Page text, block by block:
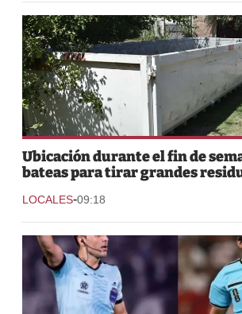
Ubicación durante el fin de
bateas para tirar grandes
LOCALES-09:18